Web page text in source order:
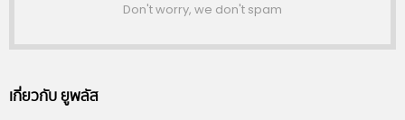
Don't worry, we don't spam
เกี่ยวกับ ยูพลัส